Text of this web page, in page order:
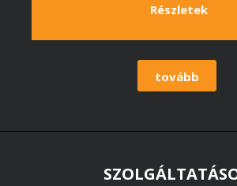
Részletek
tovább